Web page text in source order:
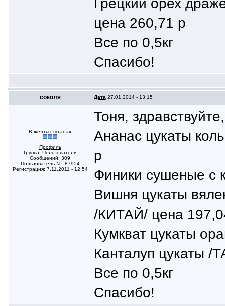
цена 260,71 р
Все по 0,5кг
Спасибо!
соколя Дата 27.01.2014 - 13:15
В желтых штанах
Профиль
Группа: Пользователи
Сообщений: 309
Пользователь №: 87954
Регистрация: 7.11.2011 - 12:54
Тоня,
Ананас цукаты
р
Финики сушеные с
Вишня цукаты
/КИТАЙ/ цена
Кумкват цукаты
Канталуп цукаты
Все по 0,5кг
Спасибо!